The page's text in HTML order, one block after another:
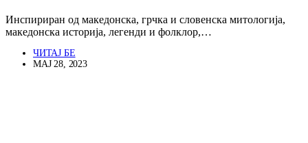
Инспириран од македонска, грчка и словенска митологија,
македонска историја, легенди и фолклор,…
ЧИТАЈ БЕ
МАЈ 28, 2023